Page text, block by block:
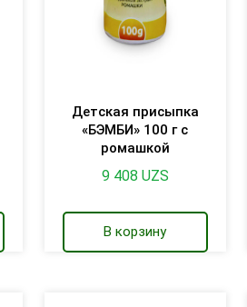
Детская присыпка
«БЭМБИ» 100 г с
ромашкой
9 408 UZS
В корзину